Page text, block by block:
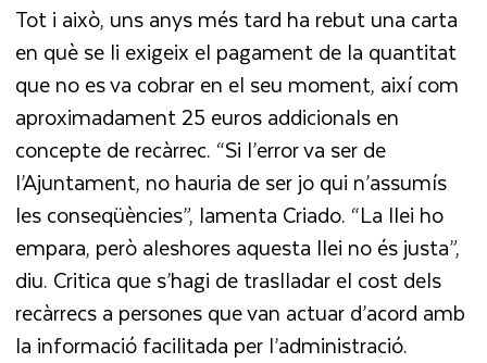
Tot i això, uns anys més tard ha rebut una carta
en què se li exigeix el pagament de la quantitat
que no es va cobrar en el seu moment, així com
aproximadament 25 euros addicionals en
concepte de recàrrec. “Si l’error va ser de
l’Ajuntament, no hauria de ser jo qui n’assumís
les conseqüències”, lamenta Criado. “La llei ho
empara, però aleshores aquesta llei no és justa”,
diu. Critica que s’hagi de traslladar el cost dels
recàrrecs a persones que van actuar d’acord amb
la informació facilitada per l’administració.